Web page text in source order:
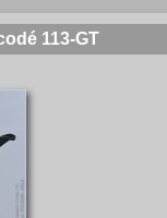
113-GT